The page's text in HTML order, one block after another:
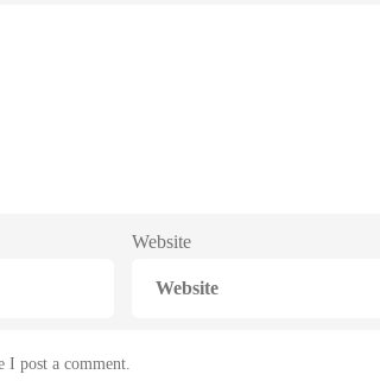
Website
I post a comment.